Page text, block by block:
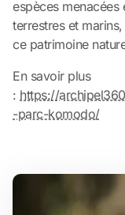
espèces
terrestres et
ce patrimoine
En savoir plus
: https://
-parc-komodo/